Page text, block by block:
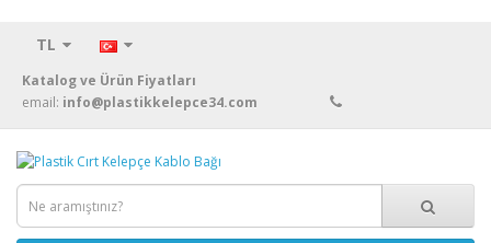
TL
Katalog ve Ürün Fiyatları
email: info@plastikkelepce34.com